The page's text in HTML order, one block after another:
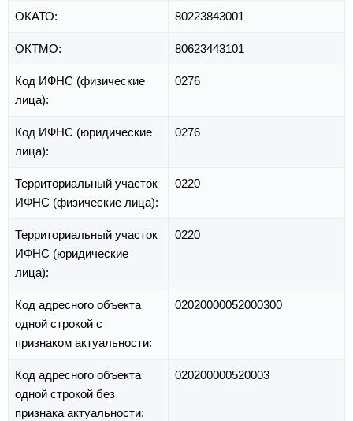
ОКАТО: 80223843001
ОКТМО: 80623443101
Код ИФНС (физические
лица):
0276
Код ИФНС (юридические
лица):
0276
Территориальный участок
ИФНС (физические лица):
0220
Территориальный участок
ИФНС (юридические
лица):
0220
Код адресного объекта
одной строкой с
признаком актуальности:
02020000052000300
Код адресного объекта
одной строкой без
признака актуальности:
020200000520003